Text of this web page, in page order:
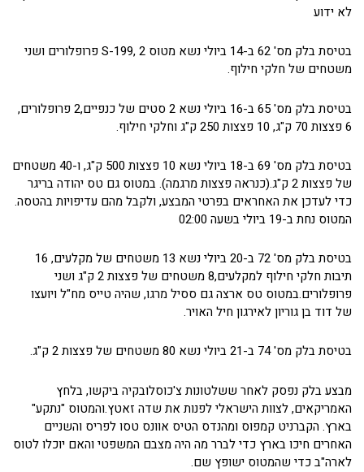
לא ידוע
בטיסת בלק מס' 62 ב-14 ביולי נשא מטוס S-199, 2 פרופלורים ושני
משטחים של חלקי חילוף.
בטיסת בלק מס' 65 ב-16 ביולי נשא 2 סטים של כנפיים,2 פרופלורים,
6 פצצות 70 ק"ג, 10 פצצות 250 ק"ג וחלקי חילוף.
בטיסת בלק מס' 69 ב-18 ביולי נשא 10 פצצות 500 ק"ג, ו-40 משטחים
של פצצות 2 ק"ג.(כנראה פצצות מרגמה). במטוס גם טס יהודה בריגר
כדי לעדכן את האחראים בפרטי המבצע, ולקבל מהם עדיפויות בהטסה.
המטוס נחת ב-19 ביולי בשעה 02:00
בטיסת בלק מס' 72 ב-20 ביולי נשא 13 משטחים של מקלעים, 16
תיבות חלקי חילוף למקלעים,8 משטחים של פצצות 2 ק"ג ושני
פרופלורים.במטוס טס ארצה גם ססיל מרגו, שהיה טייס מח"ל ויועצו
של דוד בן גוריון לאירגון חיל האויר.
בטיסת בלק מס' 74 ב-21 ביולי נשא 80 משטחים של פצצות 2 ק"ג.
מבצע בלק נפסק לאחר ששלטונות צ'כוסלובקיה ביקשו, בלחץ
האמריקאים, לצוות הישראלי לפנות את שדה זאטץ.והמטוס "נתקע"
בארץ. הקברניט קמפוס ומהנדס הטיס אוונס טסו לפריס והשניים
האחרים חיכו בארץ כדי לברר מה היה מצבם המשפטי והאם יוכלו לטוס
לארה"ב כדי שהמטוס ישופץ שם.